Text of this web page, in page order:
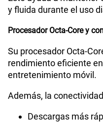
y fluida durante el uso
Procesador Octa-Core y
Su procesador Octa-
rendimiento eficiente
entretenimiento móvil.
Además, la
Descargas más